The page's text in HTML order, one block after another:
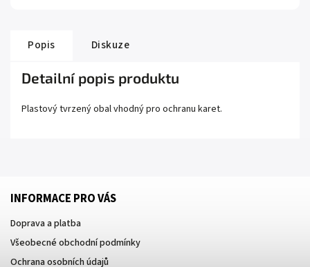
Popis Diskuze
Detailní popis produktu
Plastový tvrzený obal vhodný pro ochranu karet.
INFORMACE PRO VÁS
Doprava a platba
Všeobecné obchodní podmínky
Ochrana osobních údajů